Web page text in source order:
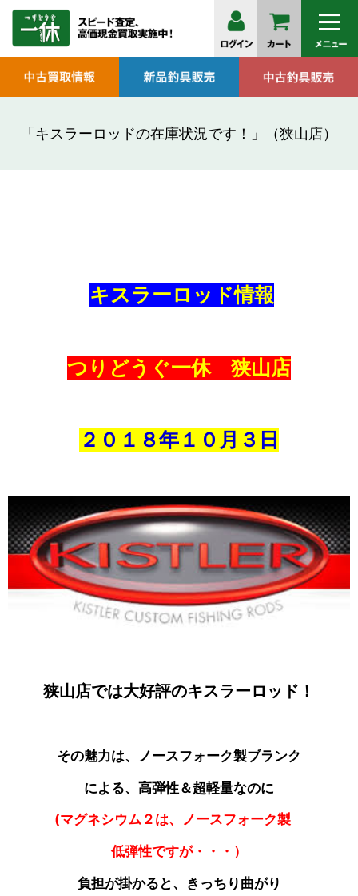
「キスラーロッドの在庫状況です！」（狭山店）
キスラーロッド情報
つりどうぐ一休 狭山店
２０１８年１０ 月３ 日
狭山店では大好評のキスラーロッド！
その魅力は、ノースフォーク製ブランク
による、高弾性＆超軽量なのに
(マグネシウム２は、
ノースフォーク製
低弾性ですが・・・）
負担が掛かると、きっちり曲がり